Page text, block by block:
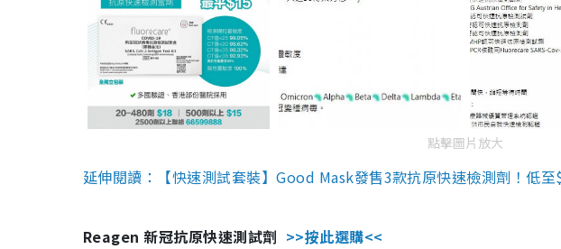
點擊圖片放大
延伸閱讀：【快速測試套裝】Good Mask發售3款抗原快速檢測劑！低
Reagen 新冠抗原快速測試劑 >>按此選購<<